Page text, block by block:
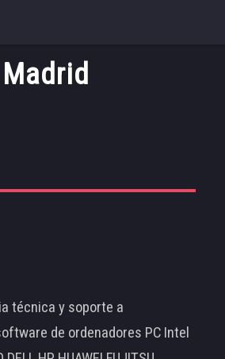
técnica y soporte a
de ordenadores PC Intel